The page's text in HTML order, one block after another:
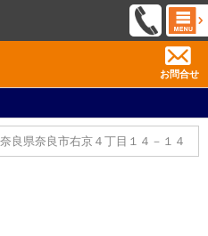
お問合せ
奈良県奈良市右京４丁目１４－１４